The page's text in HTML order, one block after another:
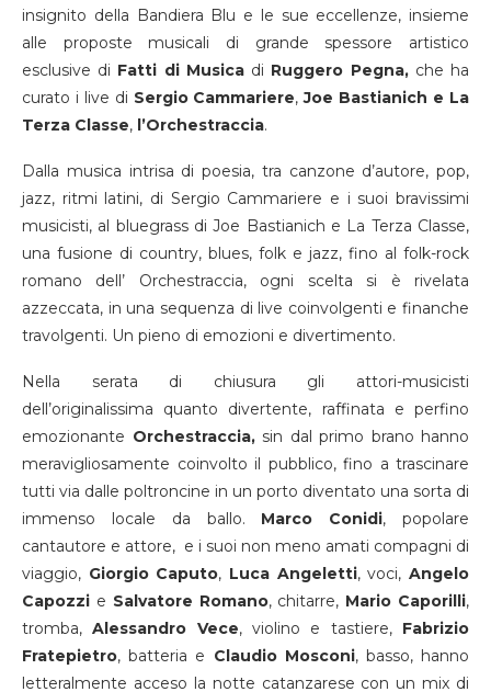
insignito della Bandiera Blu e le sue eccellenze, insieme
alle proposte musicali di grande spessore artistico
esclusive di Fatti di Musicadi Ruggero Pegna, che ha
curato i live di Sergio Cammariere,Joe Bastianich e La
Terza Classe, l’Orchestraccia.
Dalla musica intrisa di poesia, tra canzone d’autore, pop,
jazz, ritmi latini, di Sergio Cammariere e i suoi bravissimi
musicisti, al bluegrass di Joe Bastianich e La Terza Classe,
una fusione di country, blues, folk e jazz, fino al folk-rock
romano dell’ Orchestraccia, ogni scelta si è rivelata
azzeccata, in una sequenza di live coinvolgenti e finanche
travolgenti. Un pieno di emozioni e divertimento.
Nella serata di chiusura gli attori-musicisti
dell’originalissima quanto divertente, raffinata e perfino
emozionante Orchestraccia,sin dal primo brano hanno
meravigliosamente coinvolto il pubblico, fino a trascinare
tutti via dalle poltroncine in un porto diventato una sorta di
immenso locale da ballo. Marco Conidi, popolare
cantautore e attore, e i suoi non meno amati compagni di
viaggio, Giorgio Caputo, Luca Angeletti, voci,Angelo
Capozzi e Salvatore Romano, chitarre, Mario Caporilli,
tromba,Alessandro Vece, violino e tastiere, Fabrizio
Fratepietro, batteria e Claudio Mosconi, basso, hanno
letteralmente acceso la notte catanzarese con un mix di